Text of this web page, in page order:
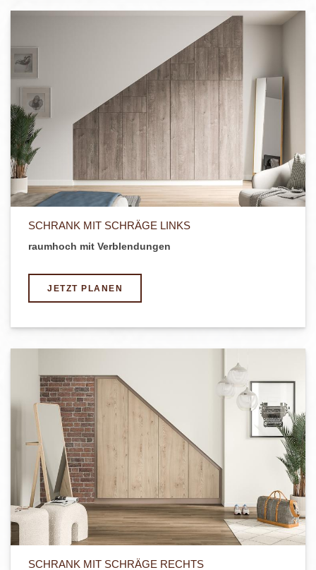
SCHRANK MIT SCHRÄGE LINKS
raumhoch mit Verblendungen
JETZT PLANEN
SCHRANK MIT SCHRÄGE RECHTS